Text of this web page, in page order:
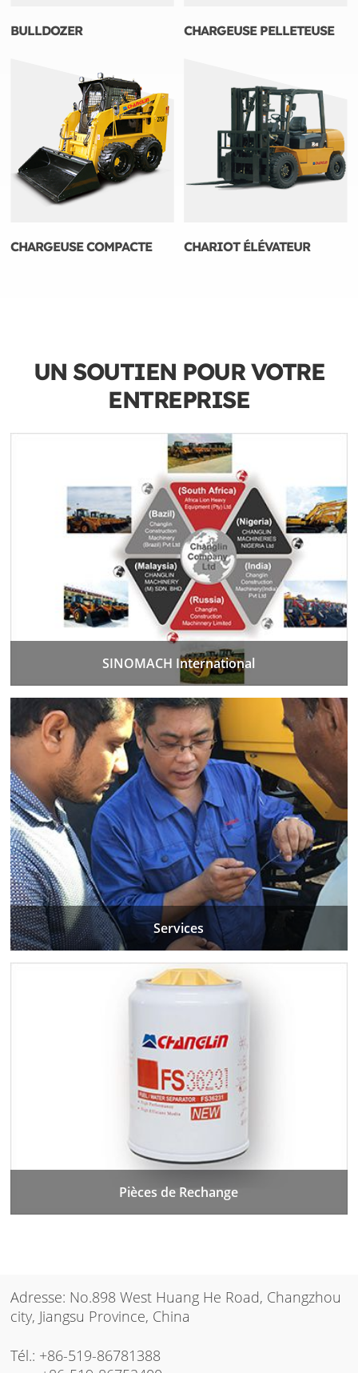
BULLDOZER CHARGEUSE PELLETEUSE
CHARGEUSE COMPACTE CHARIOT ÉLÉVATEUR
UN SOUTIEN POUR VOTRE
ENTREPRISE
SINOMACH International
Services
Pièces de Rechange
Adresse: No.898 West Huang He Road, Changzhou
city, Jiangsu Province, China
Tél.: +86-519-86781388